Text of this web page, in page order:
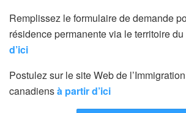
Remplissez le formulaire de demande
résidence permanente via le territoire du
d’ici
Postulez sur le site Web de
canadiensà partir d’ici